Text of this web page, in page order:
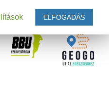
ELFOGADÁS